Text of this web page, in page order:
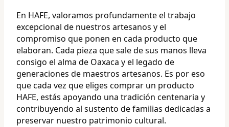
En HAFE, valoramos profundamente el trabajo
excepcional de nuestros artesanos y el
compromiso que ponen en cada producto que
elaboran. Cada pieza que sale de sus manos lleva
consigo el alma de Oaxaca y el legado de
generaciones de maestros artesanos. Es por eso
que cada vez que eliges comprar un producto
HAFE, estás apoyando una tradición centenaria y
contribuyendo al sustento de familias dedicadas a
preservar nuestro patrimonio cultural.